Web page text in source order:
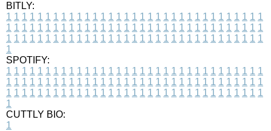
BITLY:
1 1 1 1 1 1 1 1 1 1 1 1 1 1 1 1 1 1 1 1 1 1 1 1 1 1 1 1 1 1 1 1 1
1 1 1 1 1 1 1 1 1 1 1 1 1 1 1 1 1 1 1 1 1 1 1 1 1 1 1 1 1 1 1 1 1
1 1 1 1 1 1 1 1 1 1 1 1 1 1 1 1 1 1 1 1 1 1 1 1 1 1 1 1 1 1 1 1 1
1
SPOTIFY:
1 1 1 1 1 1 1 1 1 1 1 1 1 1 1 1 1 1 1 1 1 1 1 1 1 1 1 1 1 1 1 1 1
1 1 1 1 1 1 1 1 1 1 1 1 1 1 1 1 1 1 1 1 1 1 1 1 1 1 1 1 1 1 1 1 1
1 1 1 1 1 1 1 1 1 1 1 1 1 1 1 1 1 1 1 1 1 1 1 1 1 1 1 1 1 1 1 1 1
1
CUTTLY BIO:
1